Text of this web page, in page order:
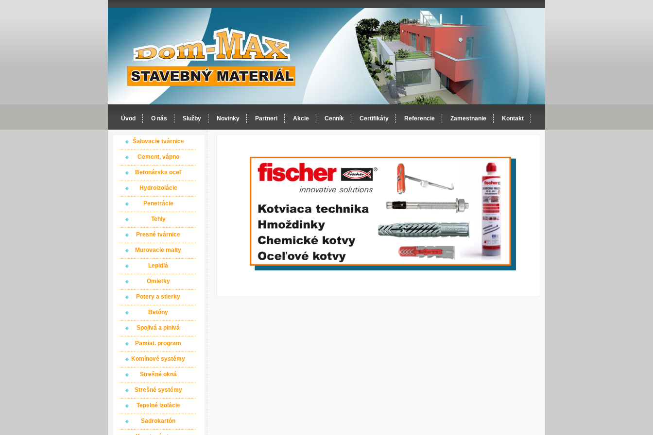
Úvod O nás Služby Novinky Partneri Akcie Cenník Certifikáty Referencie Zamestnanie Kontakt
Šalovacie tvárnice
Cement, vápno
Betonárska oceľ
Hydroizolácie
Penetrácie
Tehly
Presné tvárnice
Murovacie malty
Lepidlá
Omietky
Potery a stierky
Betóny
Spojivá a plnivá
Pamiat. program
Komínové systémy
Strešné okná
Strešné systémy
Tepelné izolácie
Sadrokartón